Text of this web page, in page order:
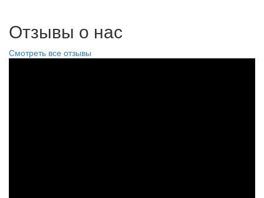
Отзывы о нас
Смотреть все отзывы